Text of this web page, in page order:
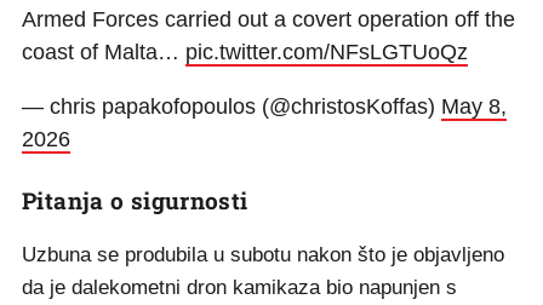
Armed Forces carried out a covert operation off the
coast of Malta… pic.twitter.com/NFsLGTUoQz
— chris papakofopoulos (@christosKoffas) May 8,
2026
Pitanja o sigurnosti
Uzbuna se produbila u subotu nakon što je objavljeno
da je dalekometni dron kamikaza bio napunjen s